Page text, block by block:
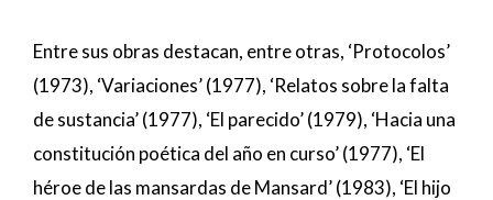
Entre sus obras destacan, entre otras, ‘Protocolos’
(1973), ‘Variaciones’ (1977), ‘Relatos sobre la falta
de sustancia’ (1977), ‘El parecido’ (1979), ‘Hacia una
constitución poética del año en curso’ (1977), ‘El
héroe de las mansardas de Mansard’ (1983), ‘El hijo